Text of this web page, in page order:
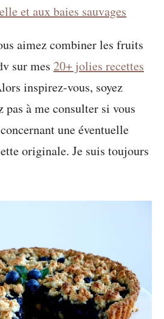
et aux baies sauvages
aimez combiner les fruits
sur mes 20+ jolies recettes
inspirez-vous, soyez
pas à me consulter si vous
une éventuelle
originale. Je suis toujours